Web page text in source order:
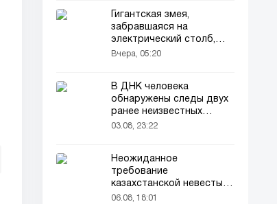
Гигантская змея,
забравшаяся на
электрический столб,
погибла от удара током
Вчера, 05:20
В ДНК человека
обнаружены следы двух
ранее неизвестных
предков
03.08, 23:22
Неожиданное
требование
казахстанской невесты в
качестве махра удивило
06.08, 18:01